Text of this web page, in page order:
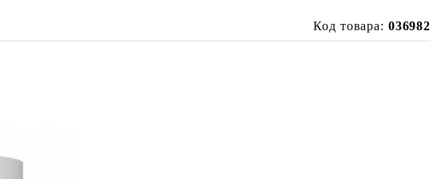
Код товара: 036982